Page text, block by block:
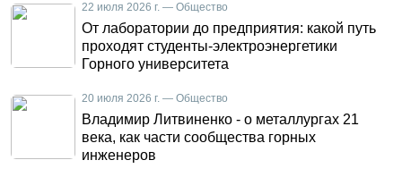
22 июля 2026 г. — Общество
От лаборатории до предприятия: какой путь
проходят студенты-электроэнергетики
Горного университета
20 июля 2026 г. — Общество
Владимир Литвиненко - о металлургах 21
века, как части сообщества горных
инженеров